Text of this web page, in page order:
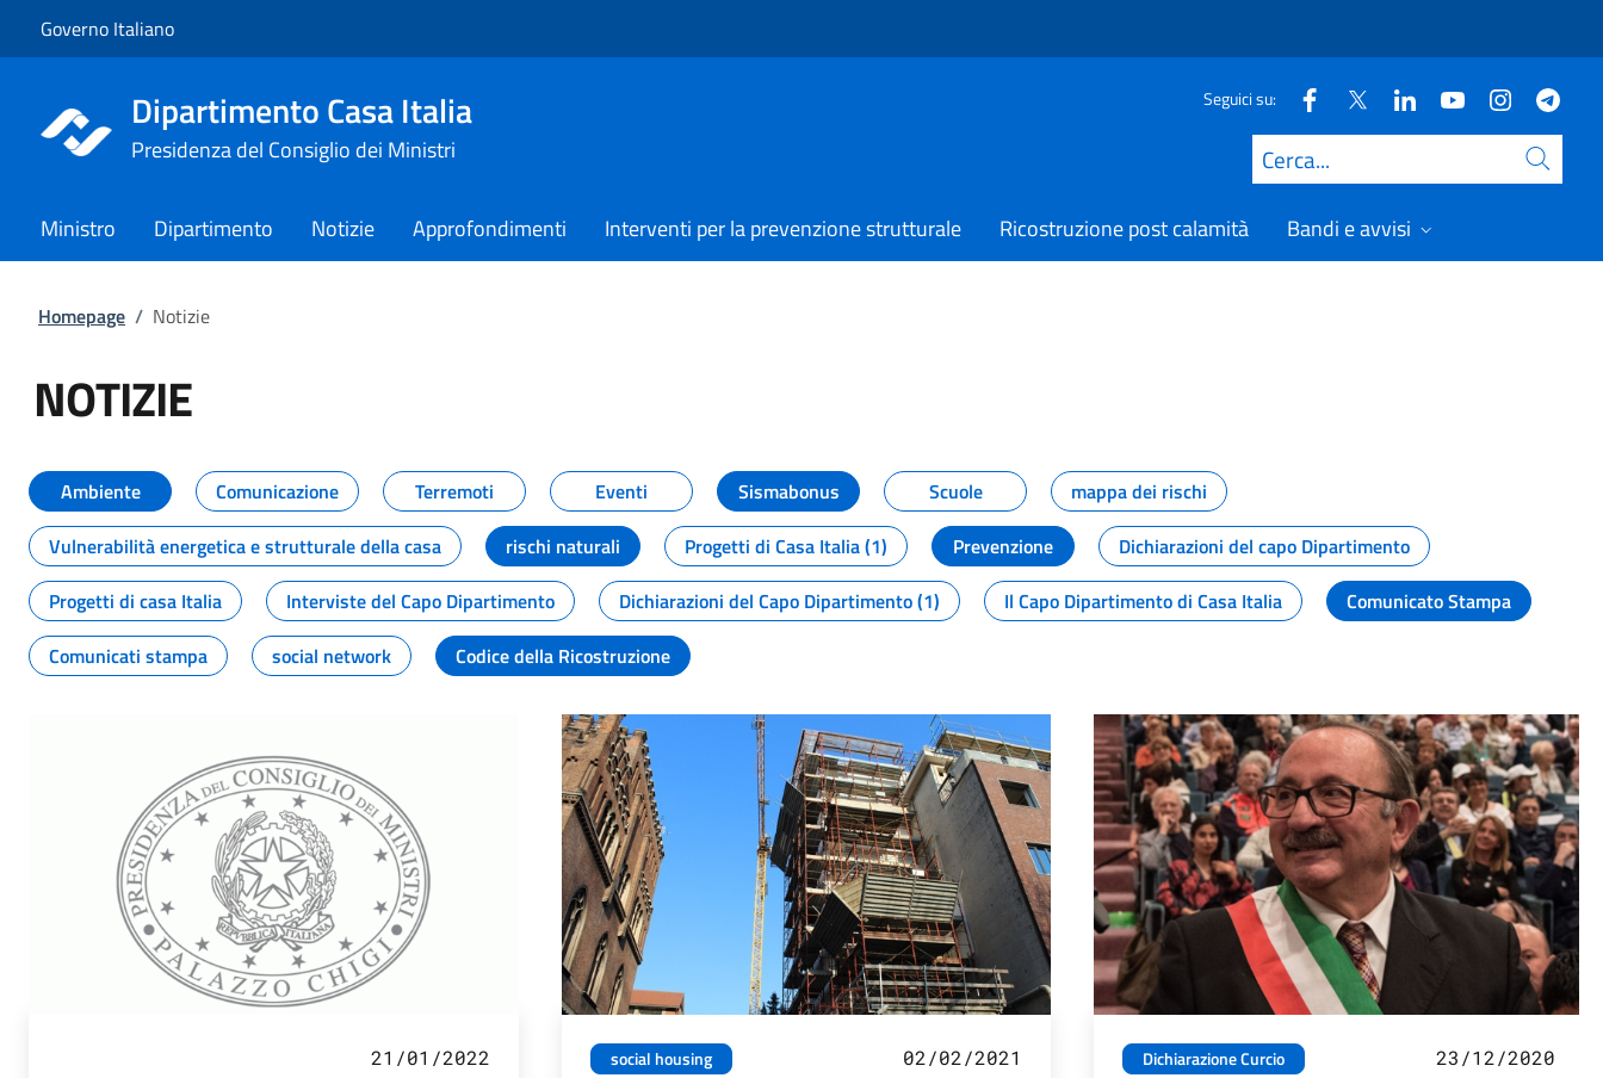
Governo Italiano
Dipartimento Casa Italia
Presidenza del Consiglio dei Ministri
Seguici su:
Cerca
Ministro Dipartimento Notizie Approfondimenti Interventi per la prevenzione strutturale Ricostruzione post calamità Bandi e avvisi
Homepage / Notizie
NOTIZIE
Tutti i contenuti della pagina NOTIZIE
Ambiente Comunicazione Terremoti Eventi Sismabonus Scuole
mappa dei rischi
Vulnerabilità energetica e strutturale della casa
rischi naturali Progetti di Casa Italia (1) Prevenzione
Dichiarazioni del capo Dipartimento
Progetti di casa Italia
Interviste del Capo Dipartimento Dichiarazioni del Capo Dipartimento (1) Il Capo Dipartimento di Casa Italia
Comunicato Stampa
Comunicati stampa
social network Codice della Ricostruzione
21/01/2022 social housing 02/02/2021 Dichiarazione Curcio 23/12/2020